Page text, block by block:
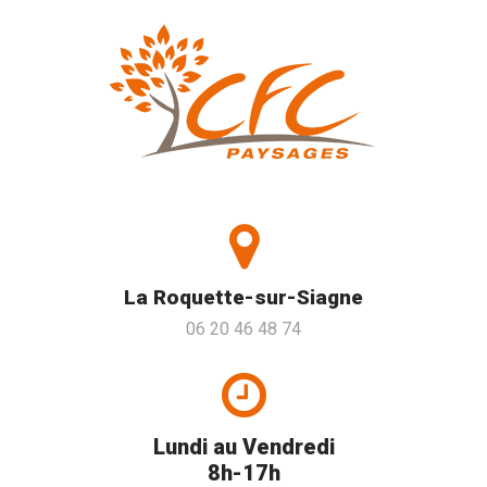
La Roquette-sur-Siagne
06 20 46 48 74
Lundi au Vendredi
8h-17h